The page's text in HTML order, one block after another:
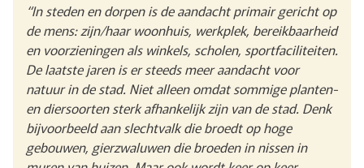
“In steden en dorpen is de aandacht primair gericht op
de mens: zijn/haar woonhuis, werkplek, bereikbaarheid
en voorzieningen als winkels, scholen, sportfaciliteiten.
De laatste jaren is er steeds meer aandacht voor
natuur in de stad. Niet alleen omdat sommige planten-
en diersoorten sterk afhankelijk zijn van de stad. Denk
bijvoorbeeld aan slechtvalk die broedt op hoge
gebouwen, gierzwaluwen die broeden in nissen in